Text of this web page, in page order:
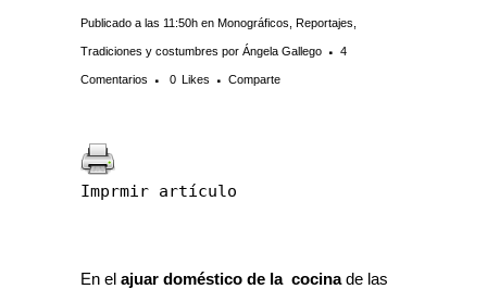
Publicado a las 11:50h en Monográficos Reportajes
Tradiciones y costumbres por Ángela Gallego 4
Comentarios 0 Likes Comparte
Imprmir artículo
En el ajuar doméstico de la cocinade las